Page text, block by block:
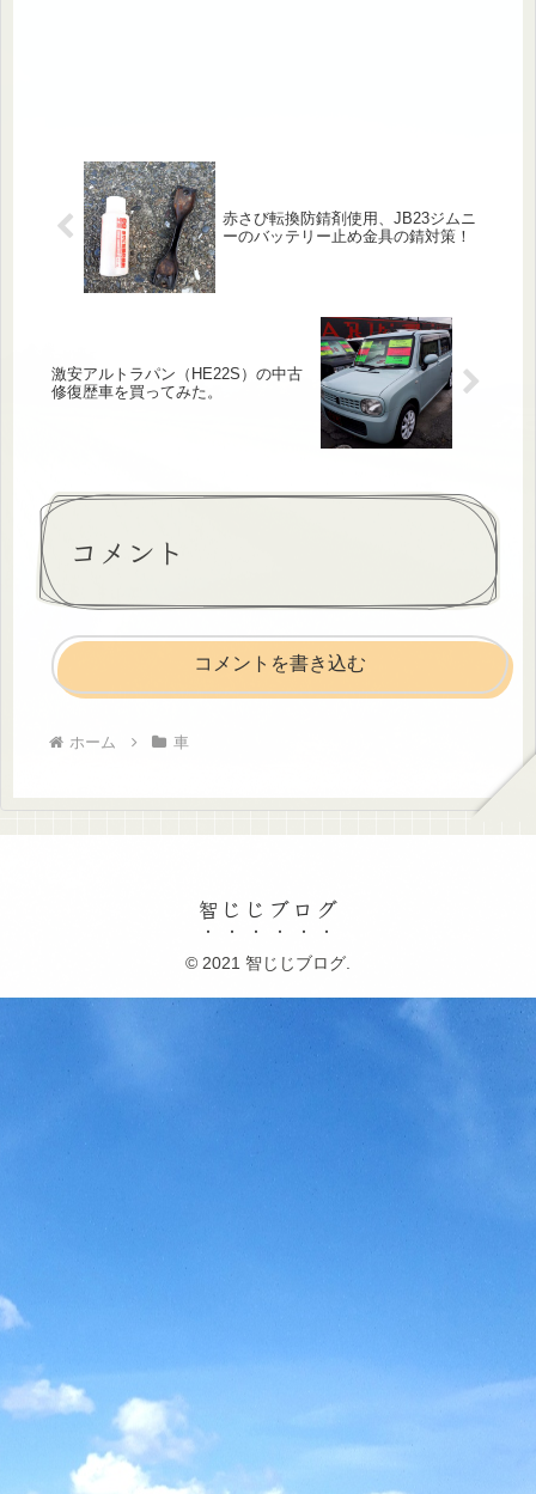
赤さび転換防錆剤使用、JB23ジムニ
ーのバッテリー止め金具の錆対策！
激安アルトラパン（HE22S）の中古
修復歴車を買ってみた。
コメント
コメントを書き込む
ホーム 車
智じじブログ
© 2021 智じじブログ.